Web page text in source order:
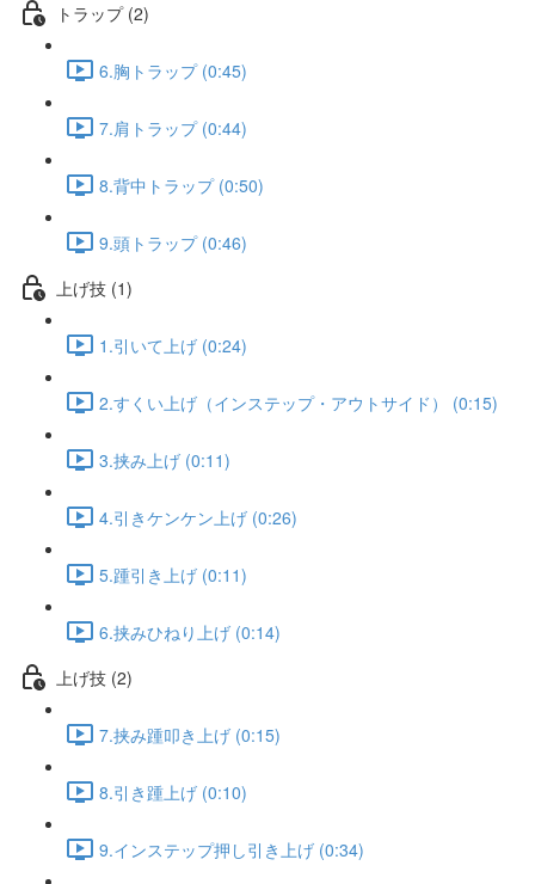
トラップ (2)
6.胸トラップ (0:45)
7.肩トラップ (0:44)
8.背中トラップ (0:50)
9.頭トラップ (0:46)
上げ技 (1)
1.引いて上げ (0:24)
2.すくい上げ（インステップ・アウトサイド） (0:15)
3.挟み上げ (0:11)
4.引きケンケン上げ (0:26)
5.踵引き上げ (0:11)
6.挟みひねり上げ (0:14)
上げ技 (2)
7.挟み踵叩き上げ (0:15)
8.引き踵上げ (0:10)
9.インステップ押し引き上げ (0:34)